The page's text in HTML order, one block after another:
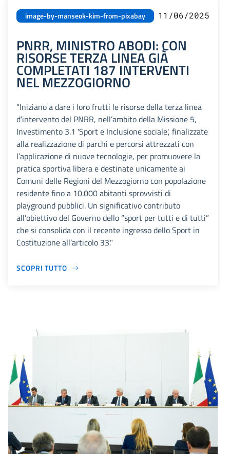
image-by-manseok-kim-from-pixabay 11/06/2025
PNRR, MINISTRO ABODI: CON
RISORSE TERZA LINEA GIÀ
COMPLETATI 187 INTERVENTI
NEL MEZZOGIORNO
“Iniziano a dare i loro frutti le risorse della terza linea
d’intervento del PNRR, nell’ambito della Missione 5,
Investimento 3.1 'Sport e Inclusione sociale', finalizzate
alla realizzazione di parchi e percorsi attrezzati con
l’applicazione di nuove tecnologie, per promuovere la
pratica sportiva libera e destinate unicamente ai
Comuni delle Regioni del Mezzogiorno con popolazione
residente fino a 10.000 abitanti sprovvisti di
playground pubblici. Un significativo contributo
all’obiettivo del Governo dello “sport per tutti e di tutti”
che si consolida con il recente ingresso dello Sport in
Costituzione all’articolo 33."
SCOPRI TUTTO